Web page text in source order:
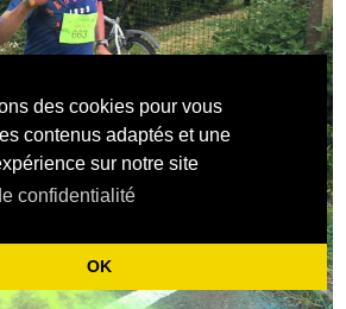
des cookies pour vous
contenus adaptés et une
sur notre site
confidentialité
OK